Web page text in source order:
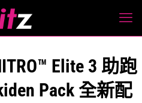
Elite 3 助跑
Pack 全新配